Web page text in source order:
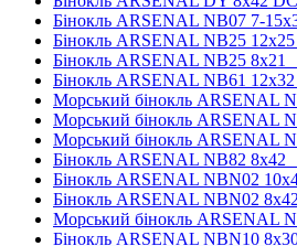
Бінокль ARSENAL NB07 7-
Бінокль ARSENAL NB25
Бінокль ARSENAL NB25 8x21
Бінокль ARSENAL NB61
Морський бінокль ARSENAL
Морський бінокль ARSENAL
Морський бінокль ARSENAL
Бінокль ARSENAL NB82 8x42
Бінокль ARSENAL NBN02
Бінокль ARSENAL NBN02
Морський бінокль ARSENAL
Бінокль ARSENAL NBN10 8x30